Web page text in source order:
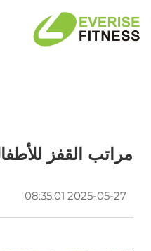
مراتب القفز
2025-05-27 08:35:01